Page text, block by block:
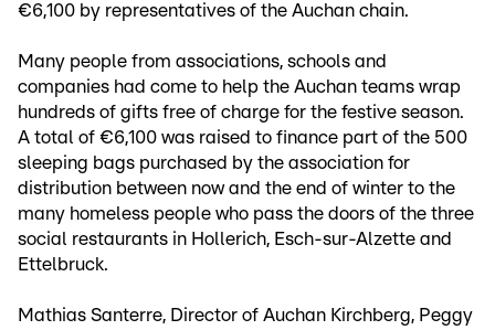
€6,100 by representatives of the Auchan chain.
Many people from associations, schools and
companies had come to help the Auchan teams wrap
hundreds of gifts free of charge for the festive season.
A total of €6,100 was raised to finance part of the 500
sleeping bags purchased by the association for
distribution between now and the end of winter to the
many homeless people who pass the doors of the three
social restaurants in Hollerich, Esch-sur-Alzette and
Ettelbruck.
Mathias Santerre, Director of Auchan Kirchberg, Peggy